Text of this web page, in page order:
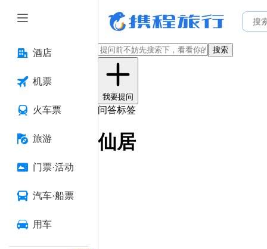
酒店
机票
火车票
旅游
门票·活动
汽车·船票
用车
搜索
我要提问
问答标签
仙居